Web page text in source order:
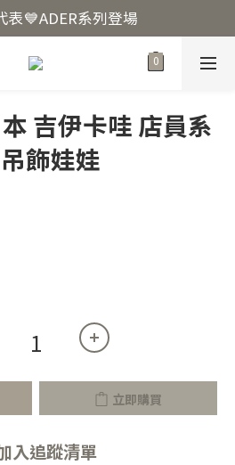
Y2K相機📷
表💙ADER系列登場
Y2K相機📷
吉伊卡哇 店員系
飾娃娃
立即購買
入追蹤清單